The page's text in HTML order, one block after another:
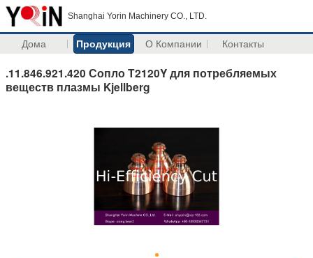
Shanghai Yorin Machinery CO., LTD.
Дома Продукция О Компании Контакты
.11.846.921.420 Сопло T2120Y для потребляемых
веществ плазмы Kjellberg